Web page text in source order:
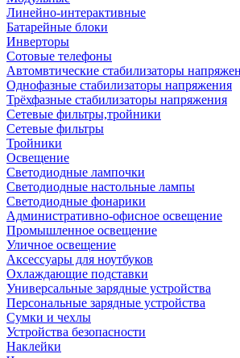
Линейно-интерактивные
Батарейные блоки
Инверторы
Сотовые телефоны
Автомвтические стабилизаторы
Однофазные стабилизаторы напряжения
Трёхфазные стабилизаторы напряжения
Сетевые фильтры,тройники
Сетевые фильтры
Тройники
Освещение
Светодиодные лампочки
Светодиодные настольные лампы
Светодиодные фонарики
Административно-офисное освещение
Промышленное освещение
Уличное освещение
Аксессуары для ноутбуков
Охлаждающие подставки
Универсальные зарядные устройства
Персональные зарядные устройства
Сумки и чехлы
Устройства безопасности
Наклейки